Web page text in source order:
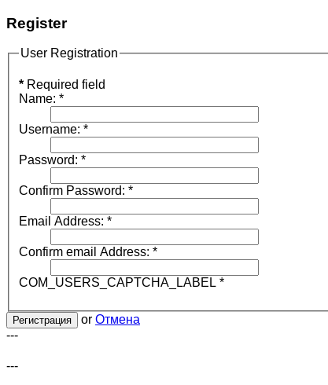
Register
User Registration
* Required field
Name: *
Username: *
Password: *
Confirm Password: *
Email Address: *
Confirm email Address: *
COM_USERS_CAPTCHA_LABEL *
Регистрация or Отмена
---
---